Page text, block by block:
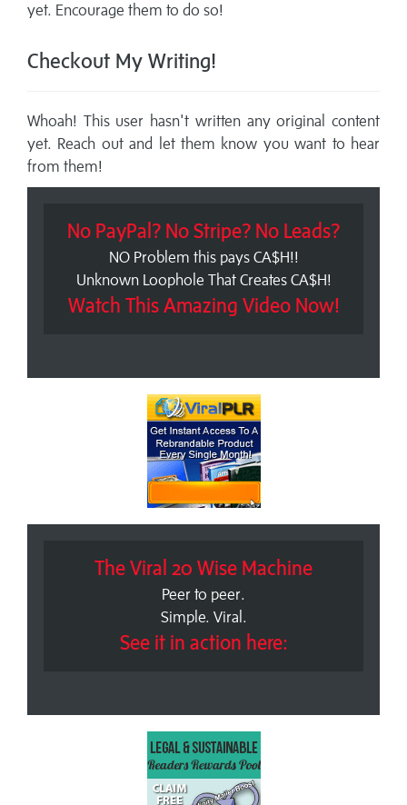
yet. Encourage them to do so!
Checkout My Writing!
Whoah! This user hasn't written any original content
yet. Reach out and let them know you want to hear
from them!
No PayPal? No Stripe? No Leads?
NO Problem this pays CA$H!!
Unknown Loophole That Creates CA$H!
Watch This Amazing Video Now!
The Viral 20 Wise Machine
Peer to peer.
Simple. Viral.
See it in action here: